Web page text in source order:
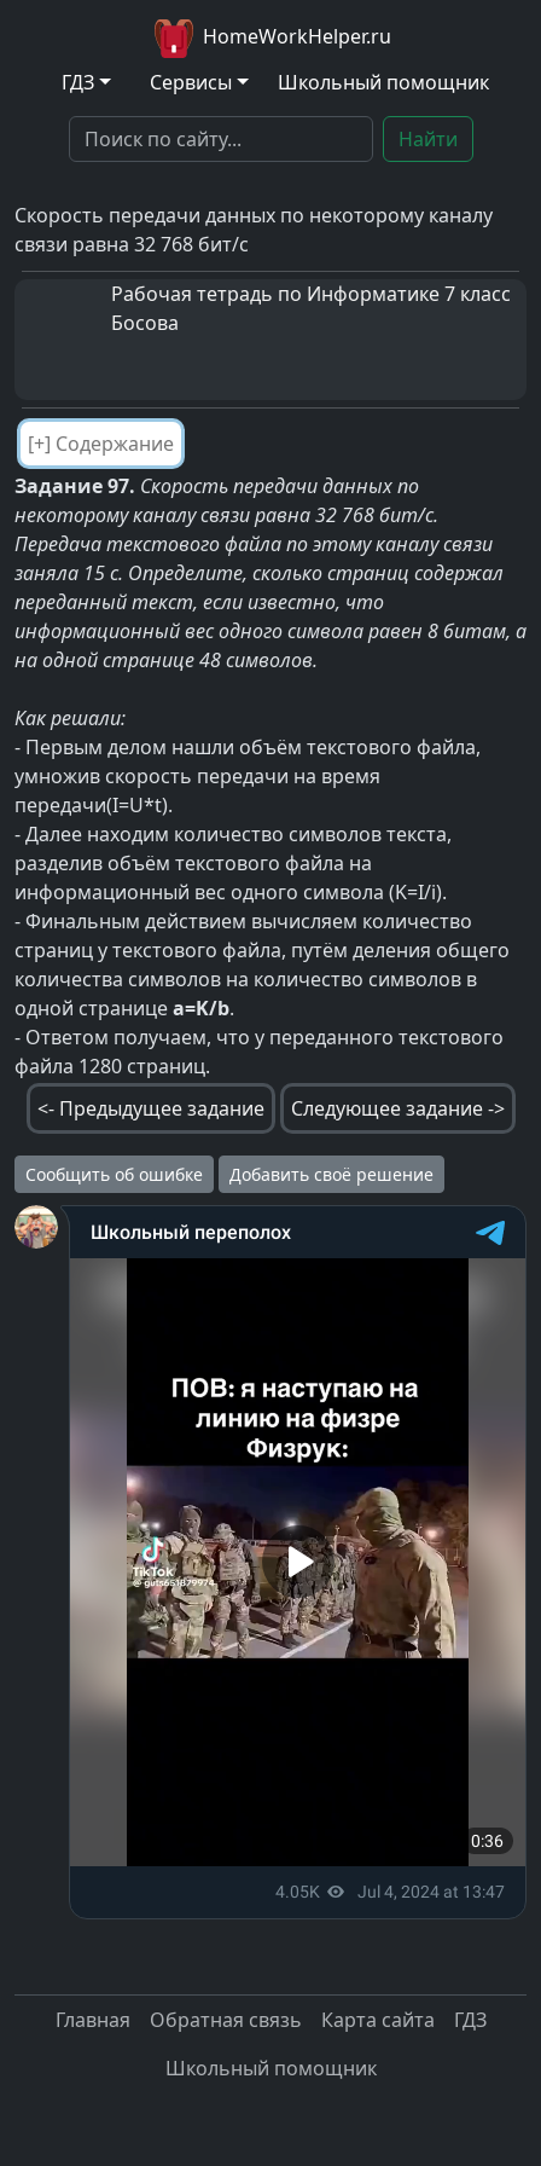
HomeWorkHelper.ru
ГДЗ
Сервисы Школьный помощник
Найти
Скорость передачи данных по некоторому каналу
связи равна 32 768 бит/с
Рабочая тетрадь по Информатике 7 класс
Босова
Задание 97. Скорость передачи данных по
некоторому каналу связи равна 32 768 бит/с.
Передача текстового файла по этому каналу связи
заняла 15 с. Определите, сколько страниц содержал
переданный текст, если известно, что
информационный вес одного символа равен 8 битам, а
на одной странице 48 символов.
Как решали:
- Первым делом нашли объём текстового файла,
умножив скорость передачи на время
передачи(I=U*t).
- Далее находим количество символов текста,
разделив объём текстового файла на
информационный вес одного символа (K=I/i).
- Финальным действием вычисляем количество
страниц у текстового файла, путём деления общего
количества символов на количество символов в
одной страницеa=K/b.
- Ответом получаем, что у переданного текстового
файла 1280 страниц.
<- Предыдущее задание
Следующее задание ->
Сообщить об ошибке Добавить своё решение
Главная Обратная связь Карта сайта
ГДЗ
Школьный помощник